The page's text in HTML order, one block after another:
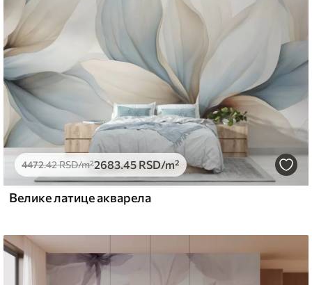
.00 3315.00 RSD/m²
and Stick
.674900.00RSD/m²
4472.42RSD/m²2683.45 RSD/m²
Велике латице акварела